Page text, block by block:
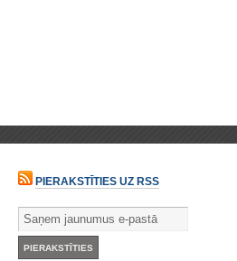
PIERAKSTĪTIES UZ RSS